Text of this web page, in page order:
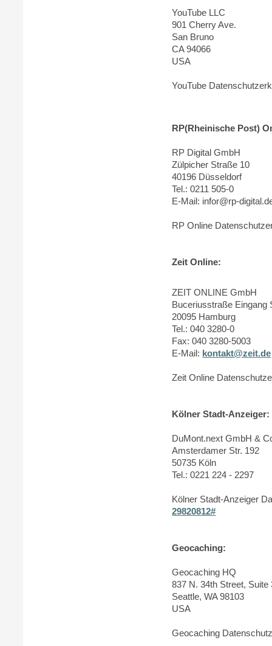
YouTube LLC
901 Cherry Ave.
San Bruno
CA 94066
USA
YouTube
RP(Rheinische Post)
RP Digital GmbH
Zülpicher Straße 10
40196 Düsseldorf
Tel.: 0211 505-0
E-Mail: infor@rp-
RP Online
Zeit Online:
ZEIT ONLINE GmbH
Buceriusstraße Eingang
20095 Hamburg
Tel.: 040 3280-0
Fax: 040 3280-5003
E-Mail: kontakt@zeit.de
Zeit Online
Kölner Stadt-Anzeiger:
DuMont.next GmbH &
Amsterdamer Str. 192
50735 Köln
Tel.: 0221 224 - 2297
Kölner Stadt-Anzeiger
29820812#
Geocaching:
Geocaching HQ
837 N. 34th Street, Suite
Seattle, WA 98103
USA
Geocaching